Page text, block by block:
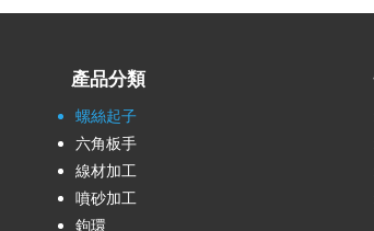
產品分類
螺絲起子
六角板手
線材加工
噴砂加工
鉤環